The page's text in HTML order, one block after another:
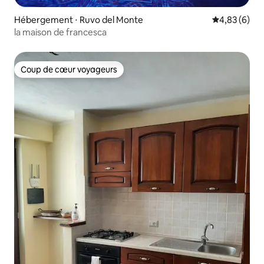
Hébergement ⋅ Ruvo del Monte Évaluation
4,83 (6)
la maison de francesca
Coup de cœur voyageurs
Coup de cœur voyageurs